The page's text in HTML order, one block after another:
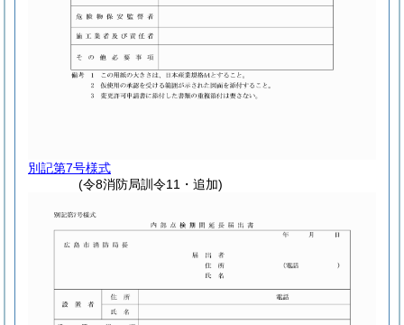
別記第7号様式
(令8消防局訓令11・追加)